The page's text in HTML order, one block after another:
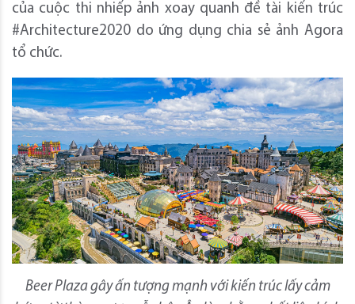
của cuộc thi nhiếp ảnh xoay quanh đề tài kiến trúc
#Architecture2020 do ứng dụng chia sẻ ảnh Agora
tổ chức.
Beer Plaza gây ấn tượng mạnh với kiến trúc lấy cảm